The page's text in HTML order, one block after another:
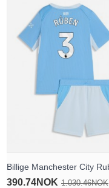
390.74NOK 1.030.46NOK